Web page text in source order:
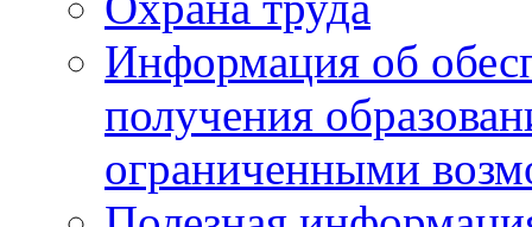
Информация об
получения
ограниченными